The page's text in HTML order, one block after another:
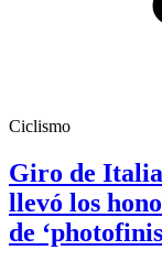
Ciclismo
Giro de
llevó los
de